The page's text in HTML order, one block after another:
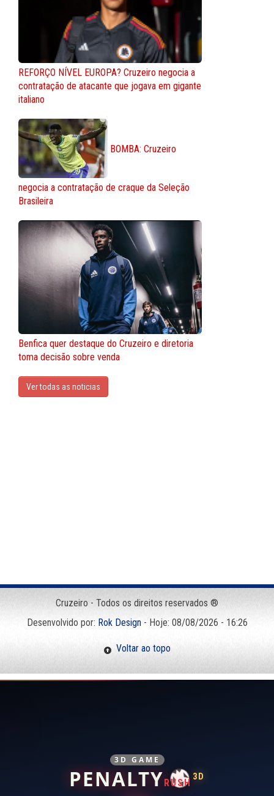
REFORÇO NÍVEL EUROPA? Cruzeiro negocia a
contratação de atacante que jogava em gigante
italiano
BOMBA: Cruzeiro
negocia a contratação de craque da Seleção
Brasileira
Benfica quer destaque do Cruzeiro e diretoria
toma decisão sobre venda
Ver todas as noticias
Cruzeiro - Todos os direitos reservados ®
Desenvolvido por: Rok Design- Hoje: 08/08/2026 - 16:26
Voltar ao topo
3D GAME
PENALTYRUSH
3D